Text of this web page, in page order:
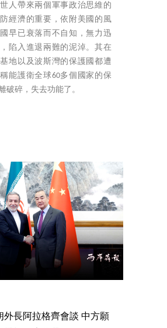
人帶來兩個軍事政治思維的
經濟的重要，依附美國的風
早已衰落而不自知，無力迅
陷入進退兩難的泥淖。其在
地以及波斯灣的保護國都遭
能護衛全球60多個國家的保
破碎，失去功能了。
外長阿拉格齊會談 中方願